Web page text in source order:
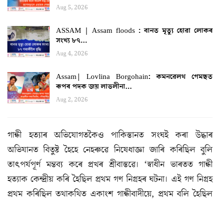
Aug 5, 2026
ASSAM | Assam floods : বানত মৃত্যু হোৱা লোকৰ
সংখ্য ৮৭…
Aug 4, 2026
Assam| Lovlina Borgohain: কমনৱেলথ গেমছত
ৰূপৰ পদক জয় লাভলীনা…
Aug 2, 2026
গান্ধী হত্যাৰ অভিযোগতকৈও পাকিস্তানত সংঘই কৰা উদ্ধাৰ
অভিযানত বিতুষ্ট হৈহে নেহৰুৱে নিষেধাজ্ঞা জাৰি কৰিছিল বুলি
তাৎপৰ্যপূৰ্ণ মন্তব্য কৰে প্ৰখৰ শ্ৰীবাস্তৱে। ‘স্বাধীন ভাৰতত গান্ধী
হত্যাক কেন্দ্ৰীয় কৰি হৈছিল প্ৰথম গণ নিগ্ৰহৰ ঘটনা। এই গণ নিগ্ৰহ
প্ৰথম কৰিছিল তথাকথিত একাংশ গান্ধীবাদীয়ে, প্ৰথম বলি হৈছিল